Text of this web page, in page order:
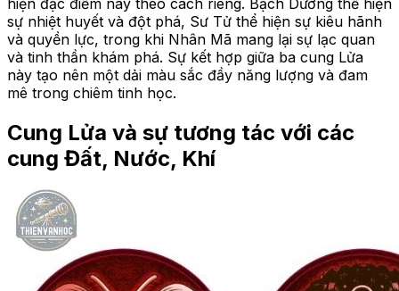
sự nhiệt huyết và đột phá, Sư Tử thể hiện sự kiêu hãnh
và quyền lực, trong khi Nhân Mã mang lại sự lạc quan
và tinh thần khám phá. Sự kết hợp giữa ba cung Lửa
này tạo nên một dải màu sắc đầy năng lượng và đam
mê trong chiêm tinh học.
Cung Lửa và sự tương tác với các
cung Đất, Nước, Khí